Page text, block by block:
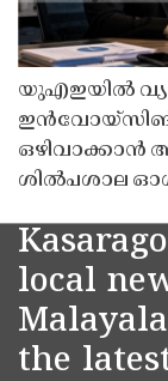
യുഎഇയിൽ
ഇൻവോയ്സിങ്
ഒഴിവാക്കാൻ
ശിൽപശാല
local
the